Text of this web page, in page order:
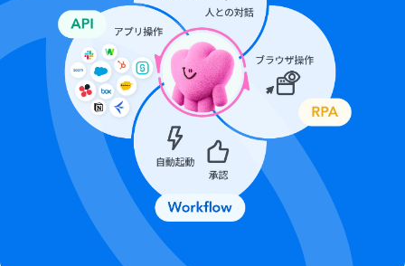
AIワーカー内でご利用いただけるアプリやオペレーション
等はフローボットの利用制限と同様です。
AIワーカーは、テスト実行でも本番実行と同様にタスクを
消費しますのでご注意ください。詳細は「【AIワーカー】
タスク実行数の計算方法」ご参照ください。
AIワーカーはマニュアルを詳細に設定することで適切な処
理を実行しやすくなります。詳細は「
【AIワーカー】マニ
ュアルの作成方法
」をご参照ください。
ダウンロード可能なファイル容量は最大300MBまでで
す。アプリの仕様によっては300MB未満になる可能性が
あるので、ご注意ください。
トリガー、各オペレーションでの取り扱い可能なファイ
ル容量の詳細は「ファイルの容量制限について
」をご参
照ください。